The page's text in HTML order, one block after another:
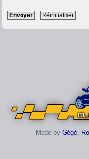
Made by Gégé,